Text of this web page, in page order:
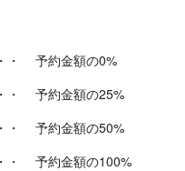
・
予約金額の0%
・
予約金額の25%
・
予約金額の50%
・ 予約金額の100%